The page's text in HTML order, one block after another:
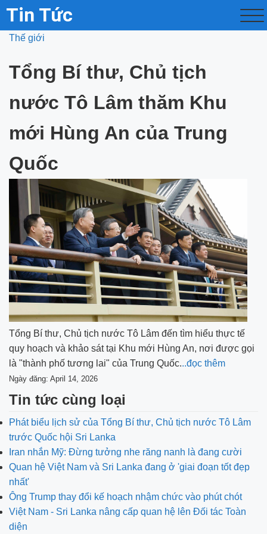
Tin Tức
Thế giới
Tổng Bí thư, Chủ tịch
nước Tô Lâm thăm Khu
mới Hùng An của Trung
Quốc
Tổng Bí thư, Chủ tịch nước Tô Lâm đến tìm hiểu thực tế
quy hoạch và khảo sát tại Khu mới Hùng An, nơi được gọi
là "thành phố tương lai" của Trung Quốc...đọc thêm
Ngày đăng: April 14, 2026
Tin tức cùng loại
Phát biểu lịch sử của Tổng Bí thư, Chủ tịch nước Tô Lâm
trước Quốc hội Sri Lanka
Iran nhắn Mỹ: Đừng tưởng nhe răng nanh là đang cười
Quan hệ Việt Nam và Sri Lanka đang ở 'giai đoạn tốt đẹp
nhất'
Ông Trump thay đổi kế hoạch nhậm chức vào phút chót
Việt Nam - Sri Lanka nâng cấp quan hệ lên Đối tác Toàn
diện